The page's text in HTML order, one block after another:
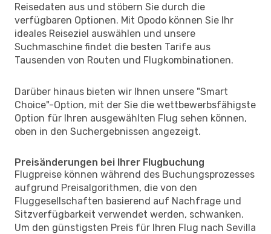
Reisedaten aus und stöbern Sie durch die
verfügbaren Optionen. Mit Opodo können Sie Ihr
ideales Reiseziel auswählen und unsere
Suchmaschine findet die besten Tarife aus
Tausenden von Routen und Flugkombinationen.
Darüber hinaus bieten wir Ihnen unsere "Smart
Choice"-Option, mit der Sie die wettbewerbsfähigste
Option für Ihren ausgewählten Flug sehen können,
oben in den Suchergebnissen angezeigt.
Preisänderungen bei Ihrer Flugbuchung
Flugpreise können während des Buchungsprozesses
aufgrund Preisalgorithmen, die von den
Fluggesellschaften basierend auf Nachfrage und
Sitzverfügbarkeit verwendet werden, schwanken.
Um den günstigsten Preis für Ihren Flug nach Sevilla